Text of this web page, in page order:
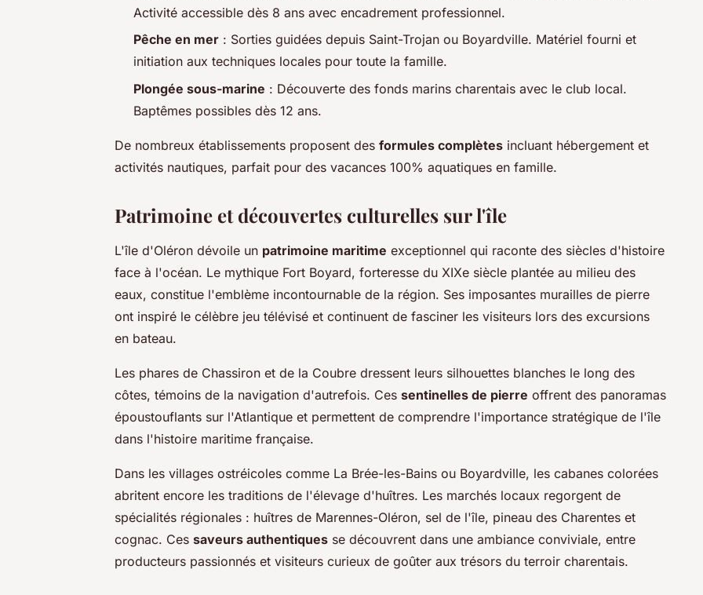
Activité accessible dès 8 ans avec encadrement professionnel.
Pêche en mer : Sorties guidées depuis Saint-Trojan ou Boyardville. Matériel fourni et
initiation aux techniques locales pour toute la famille.
Plongée sous-marine : Découverte des fonds marins charentais avec le club local.
Baptêmes possibles dès 12 ans.
De nombreux établissements proposent des formules complètes incluant hébergement et
activités nautiques, parfait pour des vacances 100% aquatiques en famille.
Patrimoine et découvertes culturelles sur l'île
L'île d'Oléron dévoile un patrimoine maritime exceptionnel qui raconte des siècles d'histoire
face à l'océan. Le mythique Fort Boyard, forteresse du XIXe siècle plantée au milieu des
eaux, constitue l'emblème incontournable de la région. Ses imposantes murailles de pierre
ont inspiré le célèbre jeu télévisé et continuent de fasciner les visiteurs lors des excursions
en bateau.
Les phares de Chassiron et de la Coubre dressent leurs silhouettes blanches le long des
côtes, témoins de la navigation d'autrefois. Ces sentinelles de pierre offrent des panoramas
époustouflants sur l'Atlantique et permettent de comprendre l'importance stratégique de l'île
dans l'histoire maritime française.
Dans les villages ostréicoles comme La Brée-les-Bains ou Boyardville, les cabanes colorées
abritent encore les traditions de l'élevage d'huîtres. Les marchés locaux regorgent de
spécialités régionales : huîtres de Marennes-Oléron, sel de l'île, pineau des Charentes et
cognac. Ces saveurs authentiques se découvrent dans une ambiance conviviale, entre
producteurs passionnés et visiteurs curieux de goûter aux trésors du terroir charentais.